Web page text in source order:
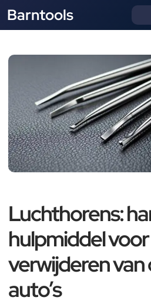
Barntools
Luchthorens:
hulpmiddel
verwijderen van
auto’s